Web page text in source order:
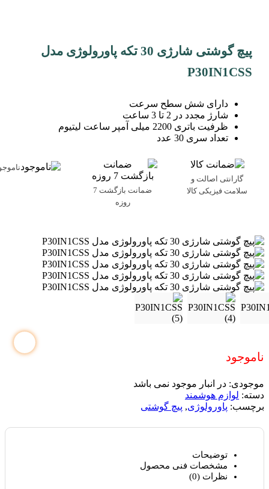
پیچ گوشتی شارژی 30 تکه پاورولوژی مدل
P30IN1CSS
دارای شش سطح سرعت
شارژ مجدد در 2 تا 3 ساعت
ظرفیت باتری 2200 میلی آمپر ساعت لیتیوم
تعداد سری 30 عدد
گارانتی اصالت و
سلامت فیزیکی کالا
ضمانت بازگشت 7
روزه
ناموجود
موجودی: در انبار موجود نمی باشد
دسته: لوازم هوشمند
برچسب: پاورولوژی, پیچ گوشتی
توضیحات
مشخصات فنی محصول
نظرات (0)